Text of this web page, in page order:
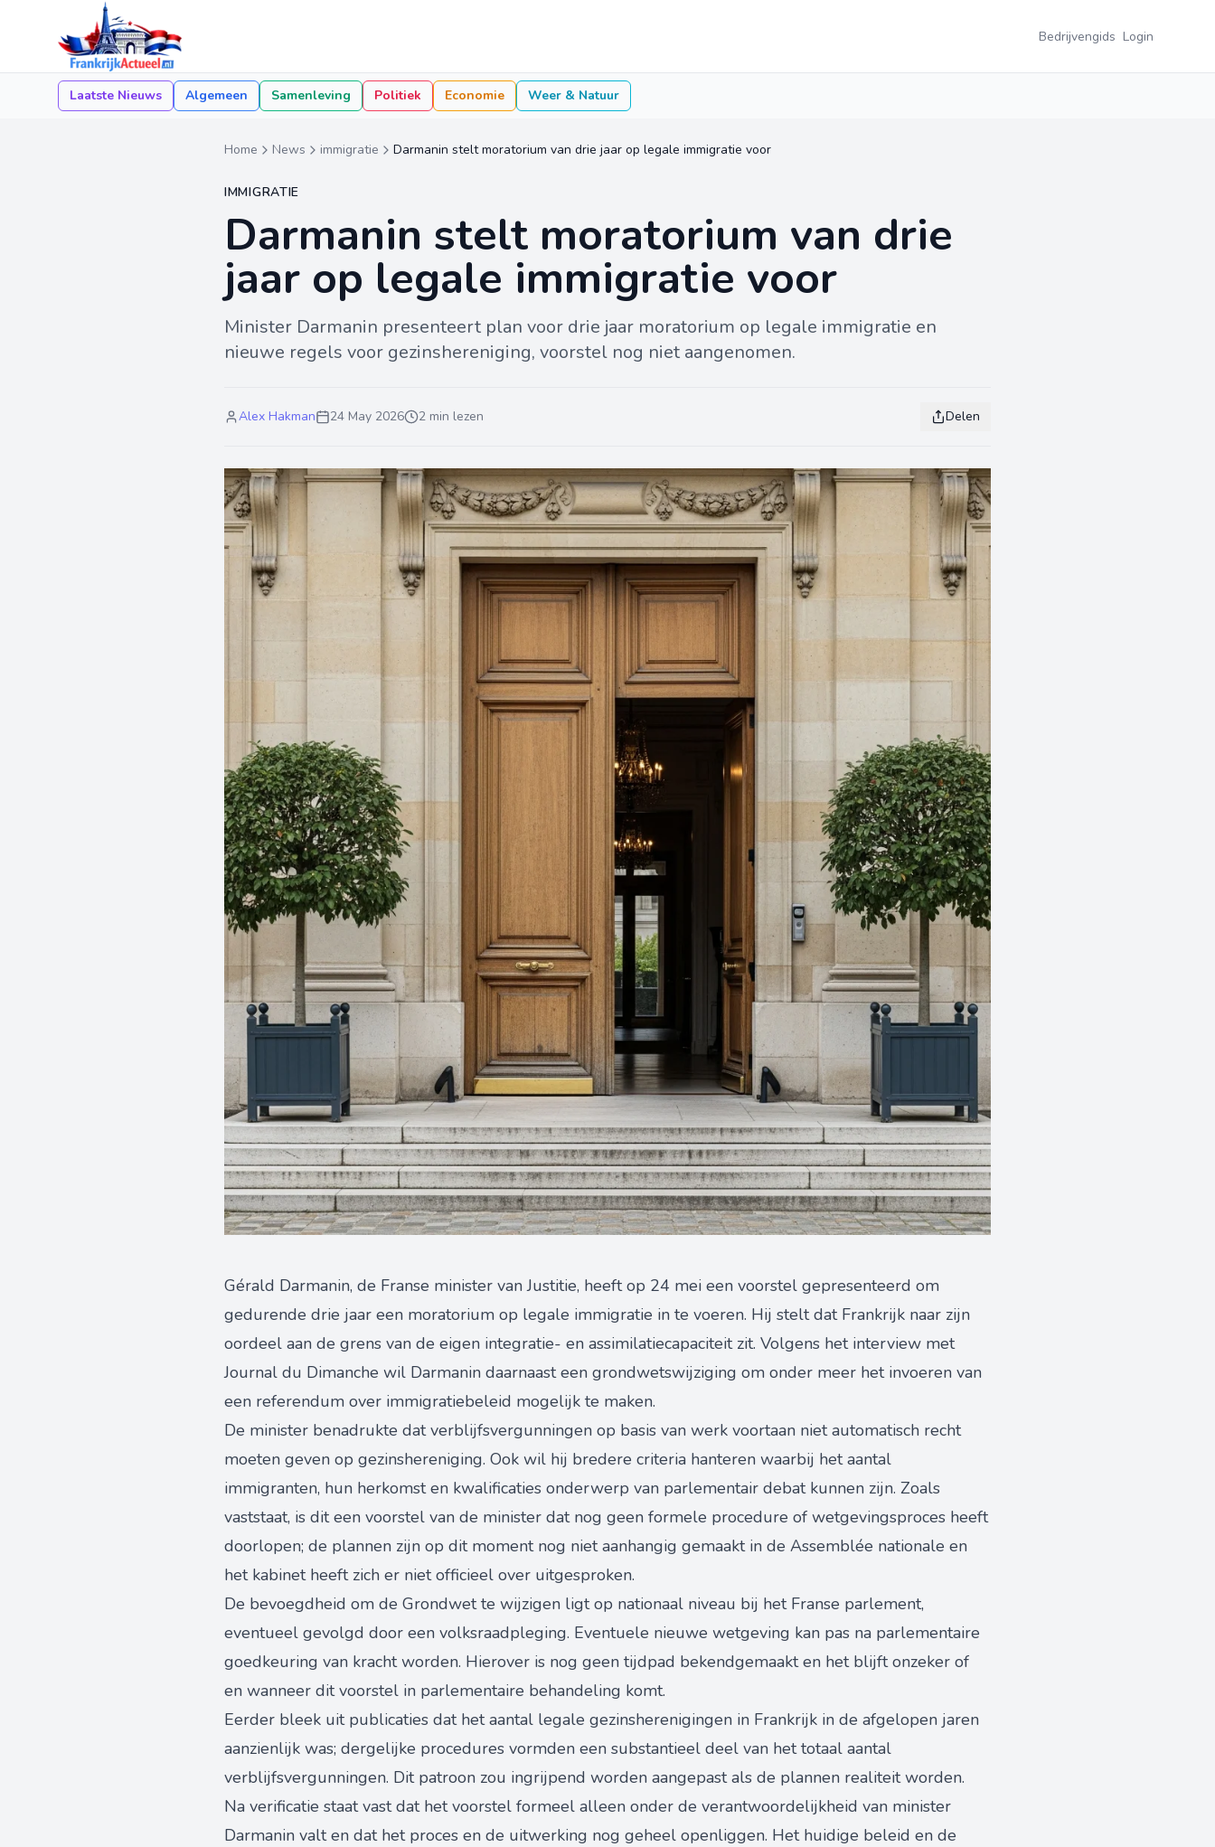
Bedrijvengids Login
Laatste Nieuws Algemeen Samenleving Politiek Economie Weer & Natuur
Home News immigratie Darmanin stelt moratorium van drie jaar op legale immigratie voor
IMMIGRATIE
Darmanin stelt moratorium van drie
jaar op legale immigratie voor
Minister Darmanin presenteert plan voor drie jaar moratorium op legale immigratie en
nieuwe regels voor gezinshereniging, voorstel nog niet aangenomen.
Alex Hakman 24 May 2026 2 min lezen Delen
Gérald Darmanin, de Franse minister van Justitie, heeft op 24 mei een voorstel gepresenteerd om
gedurende drie jaar een moratorium op legale immigratie in te voeren. Hij stelt dat Frankrijk naar zijn
oordeel aan de grens van de eigen integratie- en assimilatiecapaciteit zit. Volgens het interview met
Journal du Dimanche wil Darmanin daarnaast een grondwetswijziging om onder meer het invoeren van
een referendum over immigratiebeleid mogelijk te maken.
De minister benadrukte dat verblijfsvergunningen op basis van werk voortaan niet automatisch recht
moeten geven op gezinshereniging. Ook wil hij bredere criteria hanteren waarbij het aantal
immigranten, hun herkomst en kwalificaties onderwerp van parlementair debat kunnen zijn. Zoals
vaststaat, is dit een voorstel van de minister dat nog geen formele procedure of wetgevingsproces heeft
doorlopen; de plannen zijn op dit moment nog niet aanhangig gemaakt in de Assemblée nationale en
het kabinet heeft zich er niet officieel over uitgesproken.
De bevoegdheid om de Grondwet te wijzigen ligt op nationaal niveau bij het Franse parlement,
eventueel gevolgd door een volksraadpleging. Eventuele nieuwe wetgeving kan pas na parlementaire
goedkeuring van kracht worden. Hierover is nog geen tijdpad bekendgemaakt en het blijft onzeker of
en wanneer dit voorstel in parlementaire behandeling komt.
Eerder bleek uit publicaties dat het aantal legale gezinsherenigingen in Frankrijk in de afgelopen jaren
aanzienlijk was; dergelijke procedures vormden een substantieel deel van het totaal aantal
verblijfsvergunningen. Dit patroon zou ingrijpend worden aangepast als de plannen realiteit worden.
Na verificatie staat vast dat het voorstel formeel alleen onder de verantwoordelijkheid van minister
Darmanin valt en dat het proces en de uitwerking nog geheel openliggen. Het huidige beleid en de